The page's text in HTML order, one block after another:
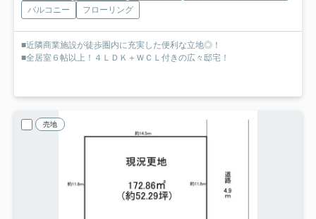
バルコニー
フローリング
■近隣商業施設が徒歩圏内に充実した便利な立地◎！
■全居室６帖以上！４ＬＤＫ＋ＷＣＬ付きの広々邸宅！
売地